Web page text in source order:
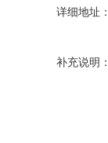
详细地址：
补充说明：